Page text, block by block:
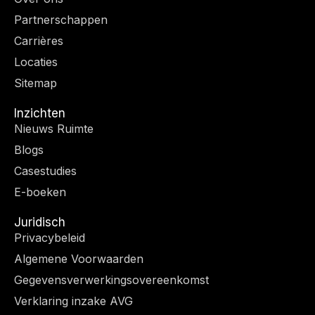
t
e
r
I
Partnerschappen
Carrières
Locaties
Sitemap
Inzichten
Nieuws Ruimte
Blogs
Casestudies
E-boeken
Juridisch
Privacybeleid
Algemene Voorwaarden
Gegevensverwerkingsovereenkomst
Verklaring inzake AVG